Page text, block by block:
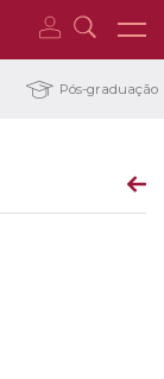
Pós-graduação